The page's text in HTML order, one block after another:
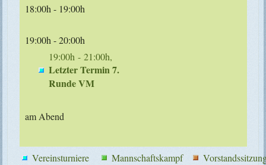
18:00h - 19:00h
19:00h - 20:00h
19:00h - 21:00h,
Letzter Termin 7.
Runde VM
am Abend
Vereinsturniere Mannschaftskampf